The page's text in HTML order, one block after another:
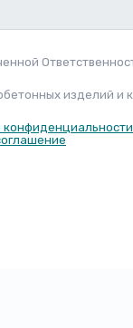
изделий и
конфиденциальности